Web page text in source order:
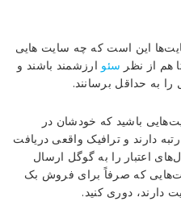
این است که چه سایت هایی
هم از نظر سئو ارزشمند باشند و
به حداقل برسانند.
باشید که خودشان در
دارند و ترافیک واقعی دریافت
اعتبار را به گوگل ارسال
که صرفاً برای فروش بک
دارند، دوری کنید.